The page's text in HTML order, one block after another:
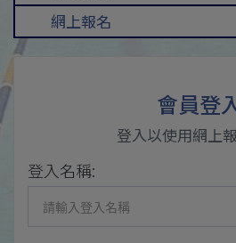
網上報名
會員登
登入以使用網上
登入名稱: